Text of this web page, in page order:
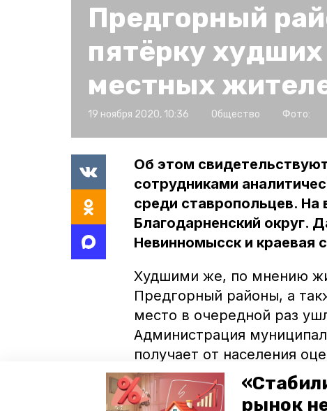
рынок
Предгорный
пятёрку
местных
19 ноября 2020, 10:36 Общество Фото:
Об этом
сотрудниками
среди ставропольцев. На
Благодарненский округ.
Невинномысск и краевая
Худшими же, по мнению
Предгорный районы, а
место в очередной раз
Администрация
получает от населения
Местные активисты